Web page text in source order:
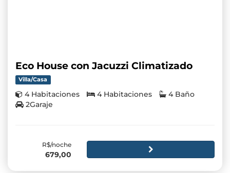
Eco House con Jacuzzi Climatizado
Villa/Casa
4 Habitaciones 4 Habitaciones
4 Baño
2Garaje
R$/noche
679,00